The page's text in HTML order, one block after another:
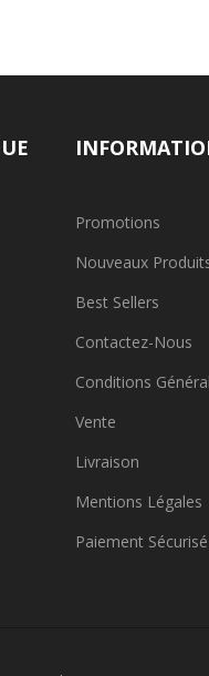
Promotions
Nouveaux
Best Sellers
Contactez-Nous
Conditions
Vente
Livraison
Mentions Légales
Paiement Sécurisé